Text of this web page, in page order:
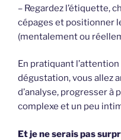
– Regardez l’étiquette,
cépages et positionner
(mentalement ou
En pratiquant
dégustation, vous allez
d’analyse, progresser à
complexe et un peu
Et je ne serais pas